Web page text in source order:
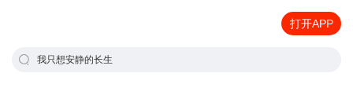
打开APP
我只想安静的长生